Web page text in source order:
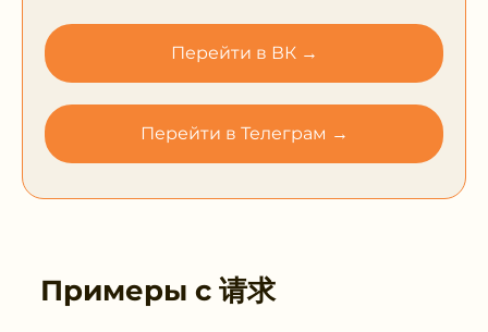
Перейти в ВК →
Перейти в Телеграм →
Примеры с 请求